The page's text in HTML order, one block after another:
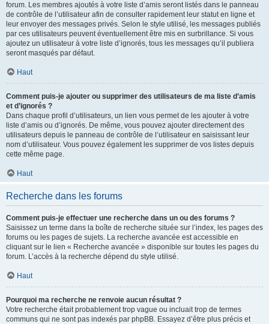
forum. Les membres ajoutés à votre liste d’amis seront listés dans le panneau
de contrôle de l’utilisateur afin de consulter rapidement leur statut en ligne et
leur envoyer des messages privés. Selon le style utilisé, les messages publiés
par ces utilisateurs peuvent éventuellement être mis en surbrillance. Si vous
ajoutez un utilisateur à votre liste d’ignorés, tous les messages qu’il publiera
seront masqués par défaut.
Haut
Comment puis-je ajouter ou supprimer des utilisateurs de ma liste d’amis
et d’ignorés ?
Dans chaque profil d’utilisateurs, un lien vous permet de les ajouter à votre
liste d’amis ou d’ignorés. De même, vous pouvez ajouter directement des
utilisateurs depuis le panneau de contrôle de l’utilisateur en saisissant leur
nom d’utilisateur. Vous pouvez également les supprimer de vos listes depuis
cette même page.
Haut
Recherche dans les forums
Comment puis-je effectuer une recherche dans un ou des forums ?
Saisissez un terme dans la boîte de recherche située sur l’index, les pages des
forums ou les pages de sujets. La recherche avancée est accessible en
cliquant sur le lien « Recherche avancée » disponible sur toutes les pages du
forum. L’accès à la recherche dépend du style utilisé.
Haut
Pourquoi ma recherche ne renvoie aucun résultat ?
Votre recherche était probablement trop vague ou incluait trop de termes
communs qui ne sont pas indexés par phpBB. Essayez d’être plus précis et